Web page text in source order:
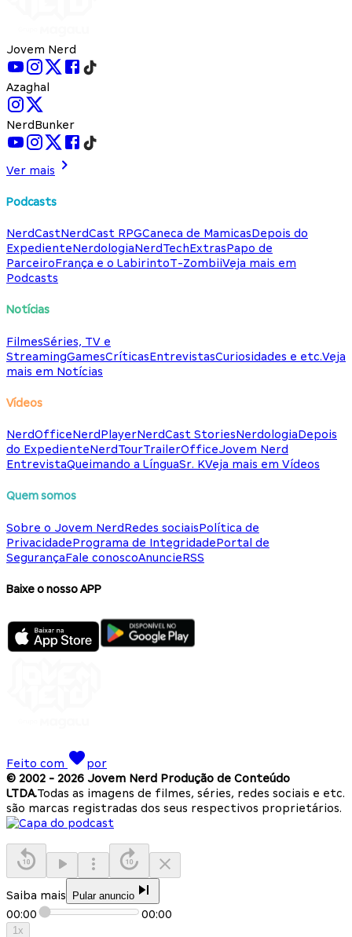
Jovem Nerd
Azaghal
NerdBunker
Ver mais
Podcasts
NerdCastNerdCast RPGCaneca de MamicasDepois do
ExpedienteNerdologiaNerdTechExtrasPapo de
ParceiroFrança e o LabirintoT-ZombiiVeja mais em
Podcasts
Notícias
FilmesSéries, TV e
StreamingGamesCríticasEntrevistasCuriosidades e etc.Veja
mais em Notícias
Vídeos
NerdOfficeNerdPlayerNerdCast StoriesNerdologiaDepois
do ExpedienteNerdTourTrailerOfficeJovem Nerd
EntrevistaQueimando a LínguaSr. KVeja mais em Vídeos
Quem somos
Sobre o Jovem NerdRedes sociaisPolítica de
PrivacidadePrograma de IntegridadePortal de
SegurançaFale conoscoAnuncieRSS
Baixe o nosso APP
Feito com
por
© 2002 - 2026 Jovem Nerd Produção de Conteúdo
LTDA.Todas as imagens de filmes, séries, redes sociais e etc.
são marcas registradas dos seus respectivos proprietários.
Saiba mais Pular anuncio
00:00 00:00
1x